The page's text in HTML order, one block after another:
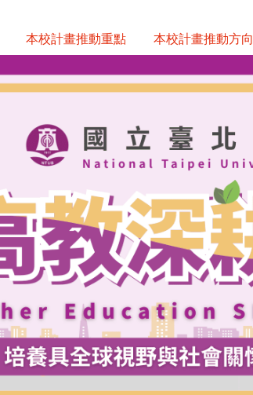
本校計畫推動重點 本校計畫推動方向